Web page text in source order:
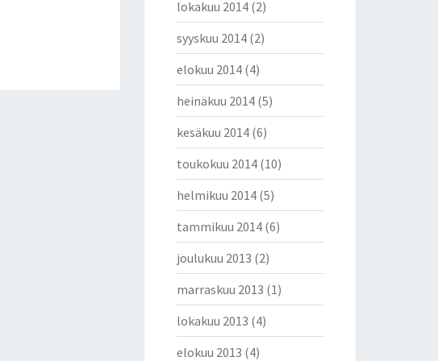
lokakuu 2014(2)
syyskuu 2014(2)
elokuu 2014(4)
heinäkuu 2014(5)
kesäkuu 2014(6)
toukokuu 2014(10)
helmikuu 2014(5)
tammikuu 2014(6)
joulukuu 2013 (2)
marraskuu 2013 (1)
lokakuu 2013 (4)
elokuu 2013 (4)